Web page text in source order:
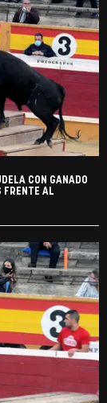
CON GANADO
FRENTE AL